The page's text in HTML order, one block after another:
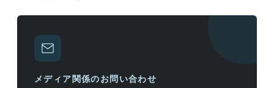
メディア関係のお問い合わせ